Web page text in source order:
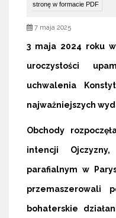
stronę w formacie PDF
7 maja 2025
3 maja 2024 roku
uroczystości
uchwalenia
najważniejszych
Obchody
intencji
parafialnym w
przemaszerowali
bohaterskie